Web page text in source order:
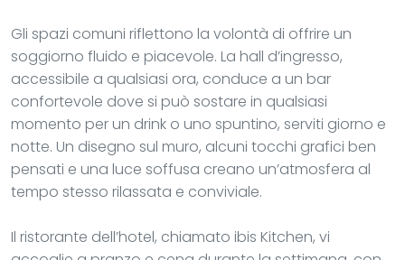
Gli spazi comuni riflettono la volontà di offrire un
soggiorno fluido e piacevole. La hall d’ingresso,
accessibile a qualsiasi ora, conduce a un bar
confortevole dove si può sostare in qualsiasi
momento per un drink o uno spuntino, serviti giorno e
notte. Un disegno sul muro, alcuni tocchi grafici ben
pensati e una luce soffusa creano un’atmosfera al
tempo stesso rilassata e conviviale.
Il ristorante dell’hotel, chiamato ibis Kitchen, vi